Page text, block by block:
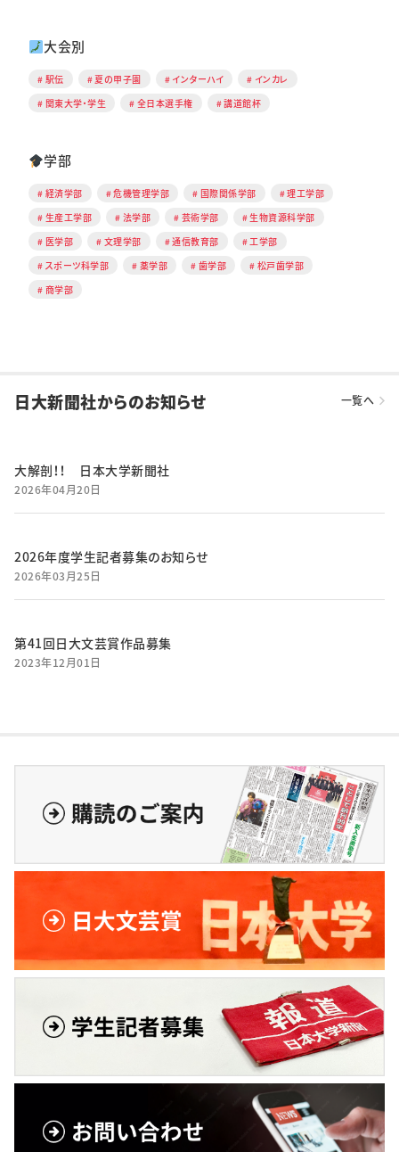
大会別
駅伝 夏の甲子園 インターハイ
インカレ
関東大学・学生
全日本選手権 講道館杯
学部
経済学部 危機管理学部 国際関係学部
理工学部
生産工学部
法学部 芸術学部
生物資源科学部
医学部
文理学部 通信教育部
工学部
スポーツ科学部
薬学部 歯学部
松戸歯学部
商学部
日大新聞社からのお知らせ 一覧へ
大解剖！！ 日本大学新聞社
2026年04月20日
2026年度学生記者募集のお知らせ
2026年03月25日
第41回日大文芸賞作品募集
2023年12月01日